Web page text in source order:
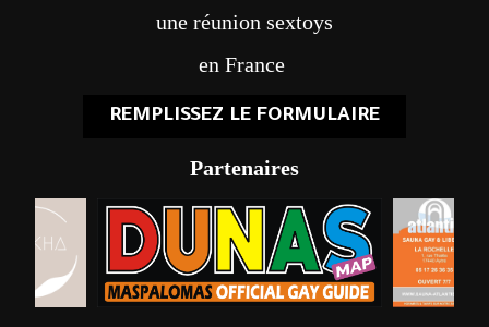
une réunion sextoys
en France
REMPLISSEZ LE FORMULAIRE
Partenaires